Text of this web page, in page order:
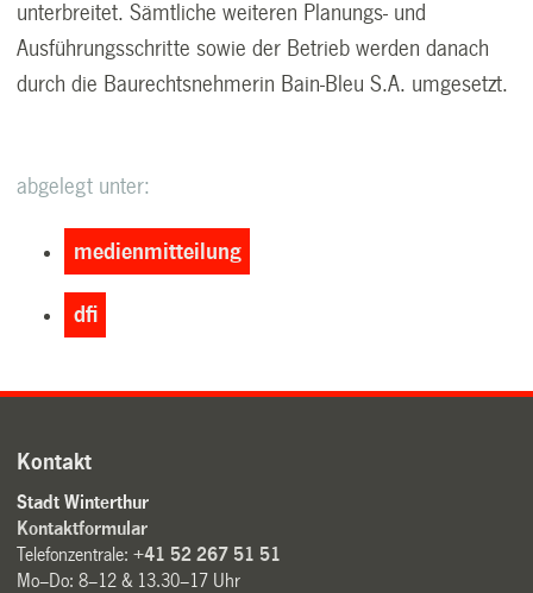
unterbreitet. Sämtliche weiteren Planungs- und
Ausführungsschritte sowie der Betrieb werden danach
durch die Baurechtsnehmerin Bain-Bleu S.A. umgesetzt.
abgelegt unter:
medienmitteilung
dfi
Kontakt
Stadt Winterthur
Kontaktformular
Telefonzentrale:+41 52 267 51 51
Mo–Do: 8–12 & 13.30–17 Uhr